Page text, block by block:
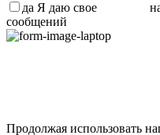
да Я даю свое
сообщений
Продолжая использовать